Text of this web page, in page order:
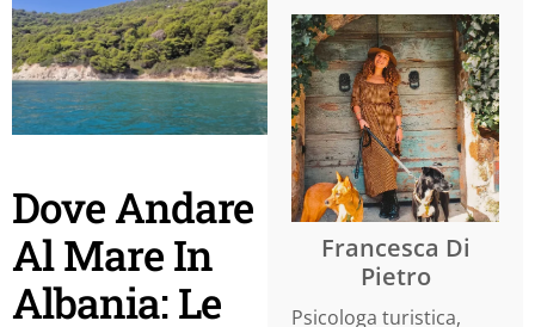
Dove Andare
Al Mare In
Albania: Le
Francesca Di
Pietro
Psicologa turistica,